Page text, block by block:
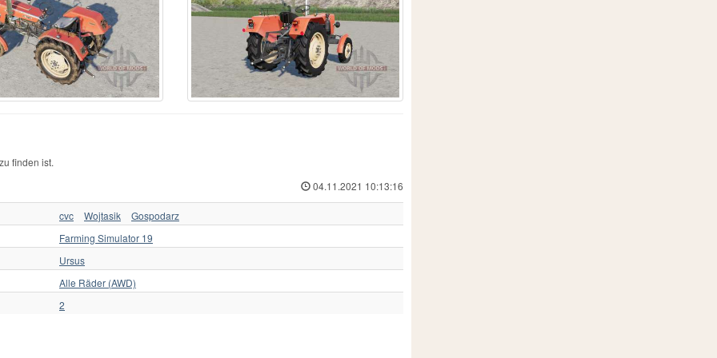
Benz
70
Hollan
Holland
513
1
1
8
Diesel
1
Ursus C-360
1
Ursus C-362
1
Valmet
35
Valtr
1
Valtra
125
Valtra N154e
1
Versatile
32
ЛТЗ
19
МТЗ
557
Слобожанец
Трактор для Farming Simulator 19
Укравтозапчастина
1
ХЗТСШ
ХТЗ
202
finden ist.
04.11.2021 10:13:16
cvc Wojtasik
Gospodarz
Farming Simulator 19
Ursus
Alle Räder (AWD)
2